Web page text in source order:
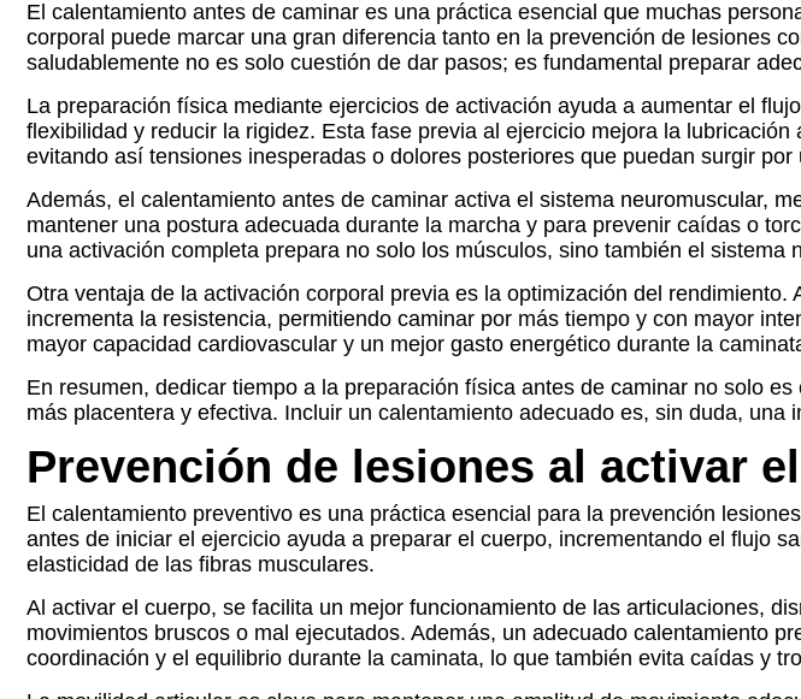
El calentamiento antes de caminar es una práctica esencial que muchas
corporal puede marcar una gran diferencia tanto en la prevención de lesiones
saludablemente no es solo cuestión de dar pasos; es fundamental preparar
La preparación física mediante ejercicios de activación ayuda a aumentar el
flexibilidad y reducir la rigidez. Esta fase previa al ejercicio mejora la
evitando así tensiones inesperadas o dolores posteriores que puedan surgir por
Además, el calentamiento antes de caminar activa el sistema neuromuscular,
mantener una postura adecuada durante la marcha y para prevenir caídas o
una activación completa prepara no solo los músculos, sino también el
Otra ventaja de la activación corporal previa es la optimización del
incrementa la resistencia, permitiendo caminar por más tiempo y con mayor
mayor capacidad cardiovascular y un mejor gasto energético durante la
En resumen, dedicar tiempo a la preparación física antes de caminar no solo
más placentera y efectiva. Incluir un calentamiento adecuado es, sin duda,
Prevención de lesiones al activar
El calentamiento preventivo es una práctica esencial para la prevención
antes de iniciar el ejercicio ayuda a preparar el cuerpo, incrementando el flujo
elasticidad de las fibras musculares.
Al activar el cuerpo, se facilita un mejor funcionamiento de las articulaciones,
movimientos bruscos o mal ejecutados. Además, un adecuado calentamiento
coordinación y el equilibrio durante la caminata, lo que también evita caídas y